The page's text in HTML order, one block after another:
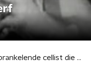
Jacqueline du Pré - sprankelende cellist die te jong stierf